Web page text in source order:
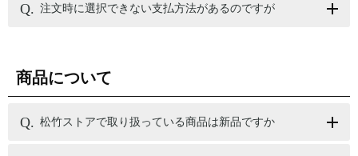
注文時に選択できない支払方法があるのですが
商品について
松竹ストアで取り扱っている商品は新品ですか